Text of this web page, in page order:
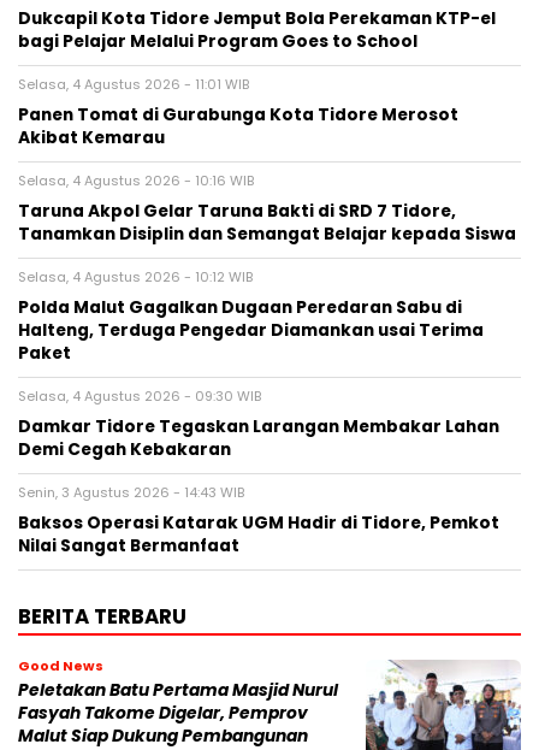
Dukcapil Kota Tidore Jemput Bola Perekaman KTP-el
bagi Pelajar Melalui Program Goes to School
Selasa, 4 Agustus 2026 - 11:01 WIB
Panen Tomat di Gurabunga Kota Tidore Merosot
Akibat Kemarau
Selasa, 4 Agustus 2026 - 10:16 WIB
Taruna Akpol Gelar Taruna Bakti di SRD 7 Tidore,
Tanamkan Disiplin dan Semangat Belajar kepada Siswa
Selasa, 4 Agustus 2026 - 10:12 WIB
Polda Malut Gagalkan Dugaan Peredaran Sabu di
Halteng, Terduga Pengedar Diamankan usai Terima
Paket
Selasa, 4 Agustus 2026 - 09:30 WIB
Damkar Tidore Tegaskan Larangan Membakar Lahan
Demi Cegah Kebakaran
Senin, 3 Agustus 2026 - 14:43 WIB
Baksos Operasi Katarak UGM Hadir di Tidore, Pemkot
Nilai Sangat Bermanfaat
BERITA TERBARU
Good News
Peletakan Batu Pertama Masjid Nurul
Fasyah Takome Digelar, Pemprov
Malut Siap Dukung Pembangunan